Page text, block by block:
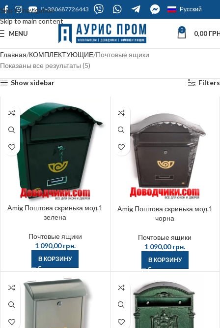
Skip to navigation
Skip to main content
+380687726443 Русский
MENU 0 0,00
Главная КОМПЛЕКТУЮЩИЕ Почтовые ящики
Показаны все результаты (5)
Show sidebar Filters
Amig Поштова скринька мод.1
зелена
Почтовые ящики
1 090,00грн.
В КОРЗИНУ
Amig Поштова скринька мод.1
чорна
Почтовые ящики
1 090,00грн.
В КОРЗИНУ